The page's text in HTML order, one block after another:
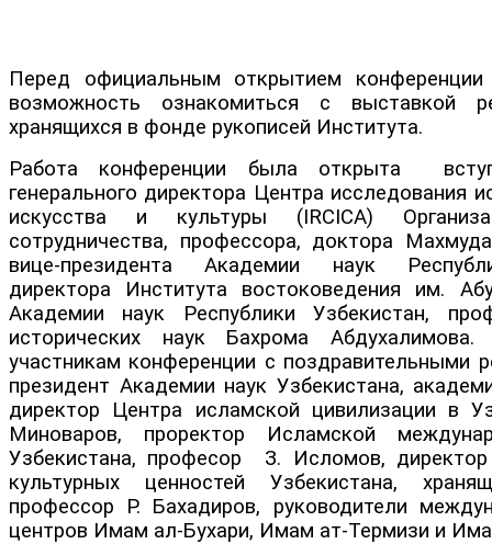
Перед официальным открытием конференции
возможность ознакомиться с выставкой
хранящихся в фонде рукописей Института.
Работа конференции была открыта
генерального директора Центра исследования
искусства и культуры (IRCICA)
сотрудничества, профессора, доктора
вице-президента Академии наук
директора Института востоковедения им.
Академии наук Республики Узбекистан,
исторических наук Бахрома
участникам конференции с поздравительными
президент Академии наук Узбекистана,
директор Центра исламской цивилизации в
Миноваров, проректор Исламской
Узбекистана, професор З. Исломов, директор
культурных ценностей Узбекистана,
профессор Р. Бахадиров, руководители
центров Имам ал-Бухари, Имам ат-Термизи и